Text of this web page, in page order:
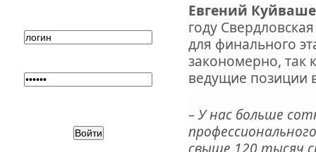
Евгений
году
для финального
закономерно, так
ведущие позиции
– У нас больше
свыше 120 тысяч